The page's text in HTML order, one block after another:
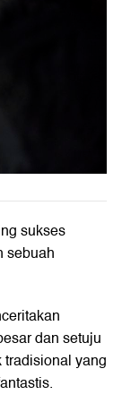
sukses
sebuah
dan setuju
yang